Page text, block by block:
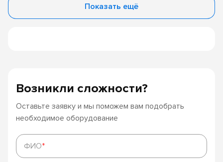
Показать ещё
Возникли сложности?
Оставьте заявку и мы поможем вам подобрать
необходимое оборудование
ФИО*
ФИО*